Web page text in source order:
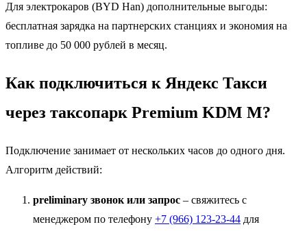
Для электрокаров (BYD Han) дополнительные выгоды:
бесплатная зарядка на партнерских станциях и экономия на
топливе до 50 000 рублей в месяц.
Как подключиться к Яндекс Такси
через таксопарк Premium KDM M?
Подключение занимает от нескольких часов до одного дня.
Алгоритм действий:
preliminary звонок или запрос – свяжитесь с
менеджером по телефону +7 (966) 123-23-44 для